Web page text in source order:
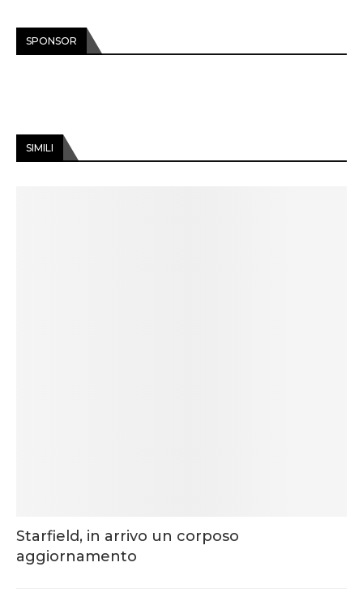
SPONSOR
SIMILI
Starfield, in arrivo un corposo
aggiornamento